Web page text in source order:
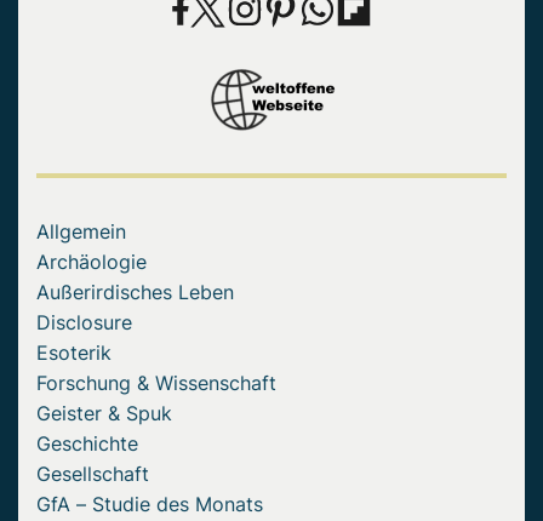
Allgemein
Archäologie
Außerirdisches Leben
Disclosure
Esoterik
Forschung & Wissenschaft
Geister & Spuk
Geschichte
Gesellschaft
GfA – Studie des Monats